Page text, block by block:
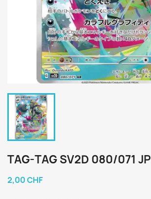
TAG-TAG SV2D 080/071 JP
2,00 CHF